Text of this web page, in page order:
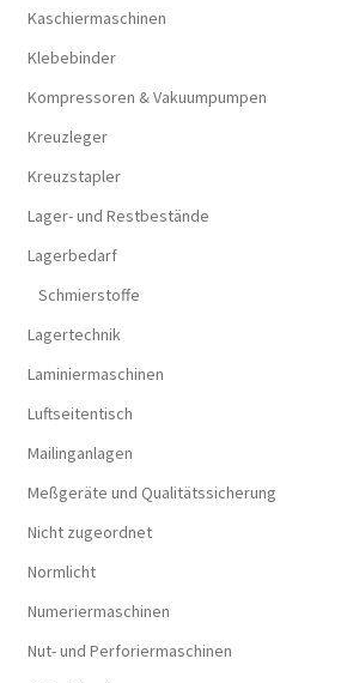
Kaschiermaschinen
Klebebinder
Kompressoren & Vakuum­pumpen
Kreuzleger
Kreuzstapler
Lager- und Restbestände
Lagerbedarf
Schmierstoffe
Lagertechnik
Laminiermaschinen
Luftseitentisch
Mailinganlagen
Meßgeräte und Qualitätssicherung
Nicht zugeordnet
Normlicht
Numeriermaschinen
Nut- und Perforiermaschinen